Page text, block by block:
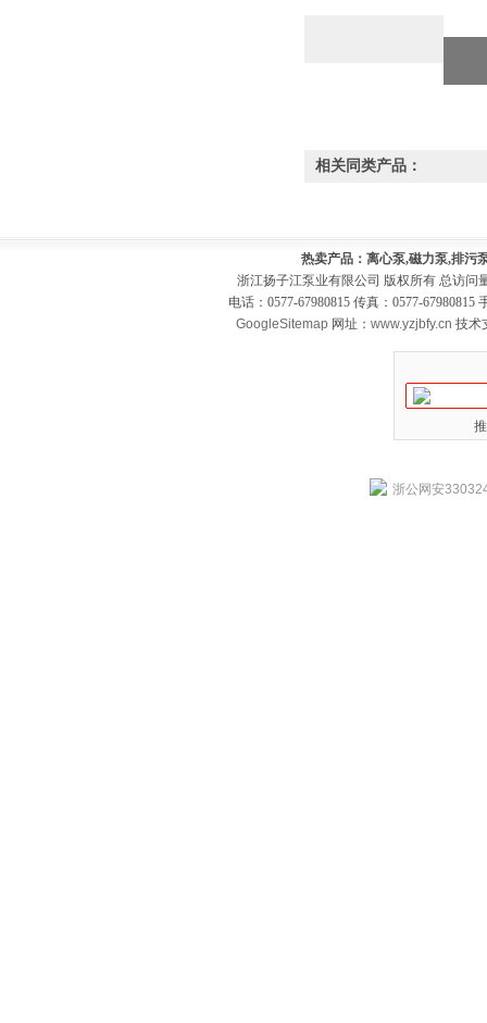
相关同类产品：
热卖产品：离心泵,磁力泵,排污
浙江扬子江泵业有限公司 版权所有 总访问
电话：0577-67980815 传真：0577-
GoogleSitemap 网址： www.yzjbfy.cn 技术
浙公网安